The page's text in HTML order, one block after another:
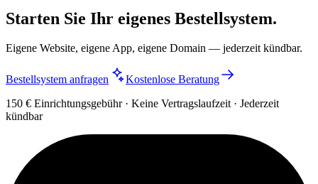
Starten Sie Ihr eigenes Bestellsystem.
Eigene Website, eigene App, eigene Domain — jederzeit kündbar.
Bestellsystem anfragen
Kostenlose Beratung
150 € Einrichtungsgebühr · Keine Vertragslaufzeit · Jederzeit
kündbar